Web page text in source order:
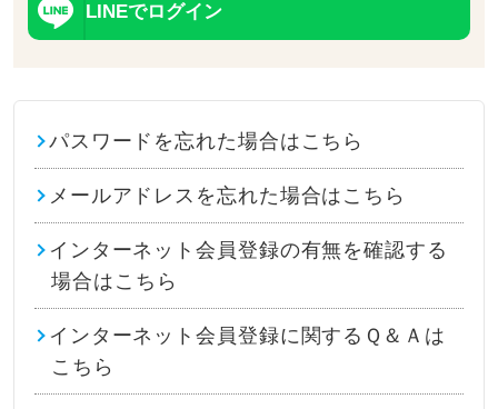
LINEでログイン
パスワードを忘れた場合はこちら
メールアドレスを忘れた場合はこちら
インターネット会員登録の有無を確認する
場合はこちら
インターネット会員登録に関するＱ＆Ａは
こちら